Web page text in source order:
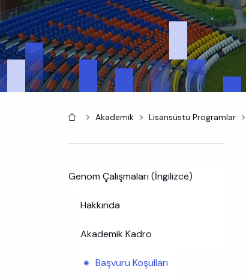
AnasayfaAkademik Lisansüstü Programlar
Genom Çalışmaları (İngilizce)
Hakkında
Akademik Kadro
Başvuru Koşulları